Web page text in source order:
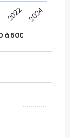
à 500
2022 2024